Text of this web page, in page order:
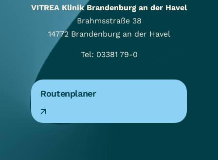
VITREA Klinik Brandenburg an der Havel
Brahmsstraße 38
14772 Brandenburg an der Havel
Tel: 03381 79-0
Routenplaner